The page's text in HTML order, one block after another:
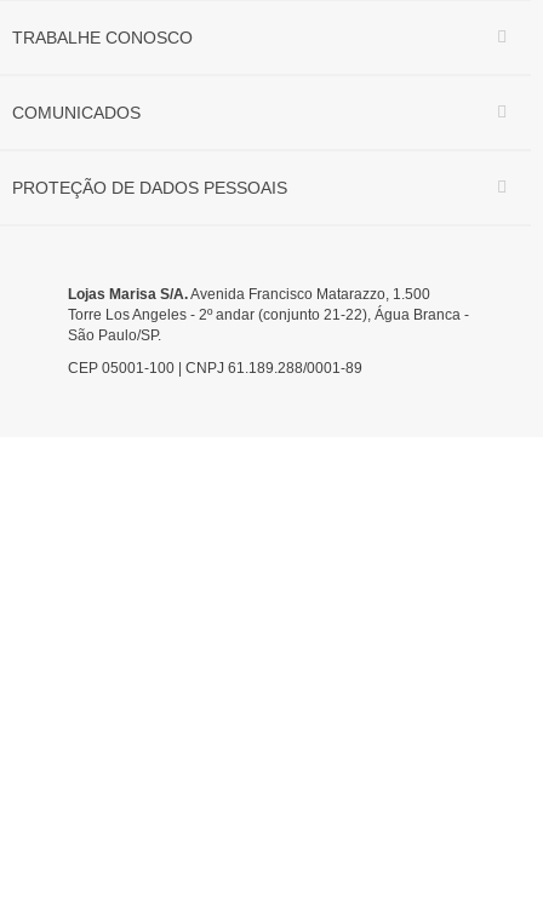
TRABALHE CONOSCO
COMUNICADOS
PROTEÇÃO DE DADOS PESSOAIS
Lojas Marisa S/A.Avenida Francisco Matarazzo, 1.500
Torre Los Angeles - 2º andar (conjunto 21-22), Água Branca -
São Paulo/SP.
CEP 05001-100 | CNPJ 61.189.288/0001-89